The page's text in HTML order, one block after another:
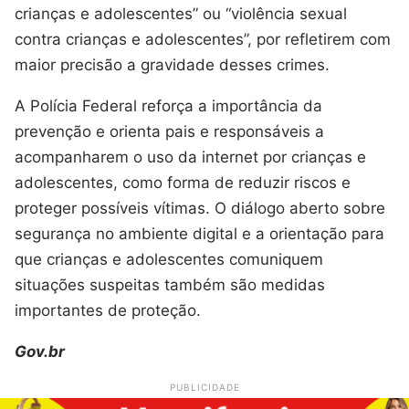
crianças e adolescentes” ou “violência sexual
contra crianças e adolescentes”, por refletirem com
maior precisão a gravidade desses crimes.
A Polícia Federal reforça a importância da
prevenção e orienta pais e responsáveis a
acompanharem o uso da internet por crianças e
adolescentes, como forma de reduzir riscos e
proteger possíveis vítimas. O diálogo aberto sobre
segurança no ambiente digital e a orientação para
que crianças e adolescentes comuniquem
situações suspeitas também são medidas
importantes de proteção.
Gov.br
PUBLICIDADE